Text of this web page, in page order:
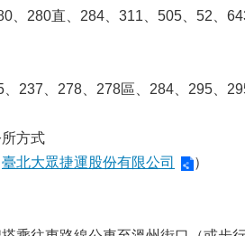
、280直、284、311、505、52、
237、278、278區、284、295、
方式
臺北大眾捷運股份有限公司 ）